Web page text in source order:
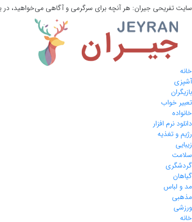
سایت تفریحی جیران: هر آنچه برای سرگرمی و آگاهی می‌خواهید، در
خانه
آشپزی
بازیگران
تعبیر خواب
خانواده
دانلود نرم افزار
رژیم و تغذیه
زیبایی
سلامت
گردشگری
گیاهان
مد و لباس
مذهبی
ورزشی
خانه